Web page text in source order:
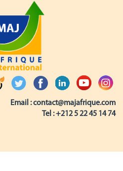
Email :contact@majafrique.com
Tel :+212 5 22 45 14 74